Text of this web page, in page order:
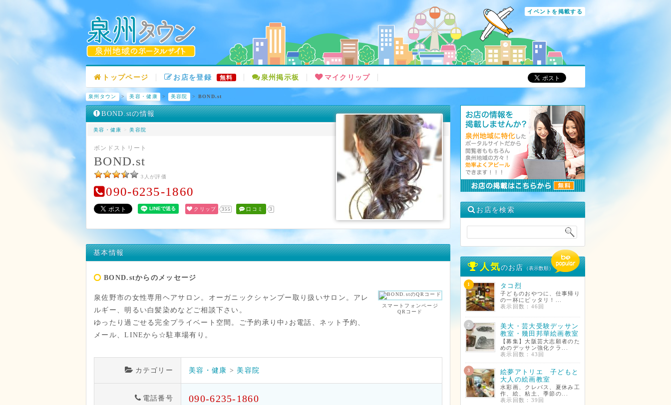
イベントを掲載する
トップページ お店を登録 無料 泉州掲示板 マイクリップ
泉州タウン > 美容・健康 > 美容院 > BOND.st
BOND.stの情報
美容・健康 >美容院
ボンドストリート
BOND.st
3人が評価
090-6235-1860
クリップ 355 口コミ 3
基本情報
BOND.stからのメッセージ
スマートフォンページ
QRコード
泉佐野市の女性専用ヘアサロン。オーガニックシャンプー取り扱いサロン。アレ
ルギー、明るい白髪染めなどご相談下さい。
ゆったり過ごせる完全プライベート空間。ご予約承り中♪お電話、ネット予約、
メール、LINEから☆駐車場有り。
カテゴリー 美容・健康 > 美容院
電話番号 090-6235-1860
お店を検索
人気のお店 （表示数順）
1 タコ烈
子どものおやつに、仕事帰り
の一杯にピッタリ！...
表示回数：46回
2
美大・芸大受験デッサン
教室・幾田邦華絵画教室
【募集】大阪芸大志願者のた
めのデッサン強化クラ...
表示回数：43回
3
絵夢アトリエ 子どもと
大人の絵画教室
水彩画、クレパス、夏休み工
作、絵、粘土、季節の...
表示回数：39回